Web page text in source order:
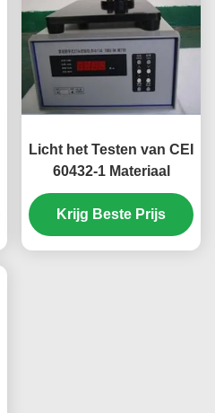
Licht het Testen van CEI
60432-1 Materiaal
Krijg Beste Prijs